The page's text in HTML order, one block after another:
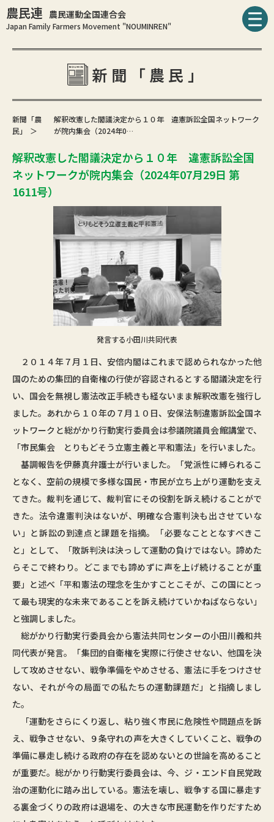
農民連 農民運動全国連合会
Japan Family Farmers Movement "NOUMINREN"
新聞「農民」
新聞「農
民」
解釈改憲した閣議決定から１０年 違憲訴訟全国ネットワーク
が院内集会（2024年0…
解釈改憲した閣議決定から１０年 違憲訴訟全国
ネットワークが院内集会（2024年07月29日 第
1611号）
発言する小田川共同代表
２０１４年７月１日、安倍内閣はこれまで認められなかった他
国のための集団的自衛権の行使が容認されるとする閣議決定を行
い、国会を無視し憲法改正手続きも経ないまま解釈改憲を強行し
ました。あれから１０年の７月１０日、安保法制違憲訴訟全国ネ
ットワークと総がかり行動実行委員会は参議院議員会館講堂で、
「市民集会 とりもどそう立憲主義と平和憲法」を行いました。
基調報告を伊藤真弁護士が行いました。「党派性に縛られるこ
となく、空前の規模で多様な国民・市民が立ち上がり運動を支え
てきた。裁判を通じて、裁判官にその役割を訴え続けることがで
きた。法令違憲判決はないが、明確な合憲判決も出させていな
い」と訴訟の到達点と課題を指摘。「必要なこととなすべきこ
と」として、「敗訴判決は決っして運動の負けではない。諦めた
らそこで終わり。どこまでも諦めずに声を上げ続けることが重
要」と述べ「平和憲法の理念を生かすことこそが、この国にとっ
て最も現実的な未来であることを訴え続けていかねばならない」
と強調しました。
総がかり行動実行委員会から憲法共同センターの小田川義和共
同代表が発言。「集団的自衛権を実際に行使させない、他国を決
して攻めさせない、戦争準備をやめさせる、憲法に手をつけさせ
ない、それが今の局面での私たちの運動課題だ」と指摘しまし
た。
「運動をさらにくり返し、粘り強く市民に危険性や問題点を訴
え、戦争させない、９条守れの声を大きくしていくこと、戦争の
準備に暴走し続ける政府の存在を認めないとの世論を高めること
が重要だ。総がかり行動実行委員会は、今、ジ・エンド自民党政
治の運動化に踏み出している。憲法を壊し、戦争する国に暴走す
る裏金づくりの政府は退場を、の大きな市民運動を作りだすため